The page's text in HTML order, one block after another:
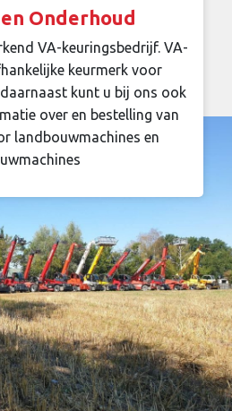
Onderhoud
VA-keuringsbedrijf. VA-
keurmerk voor
kunt u bij ons ook
over en bestelling van
landbouwmachines en